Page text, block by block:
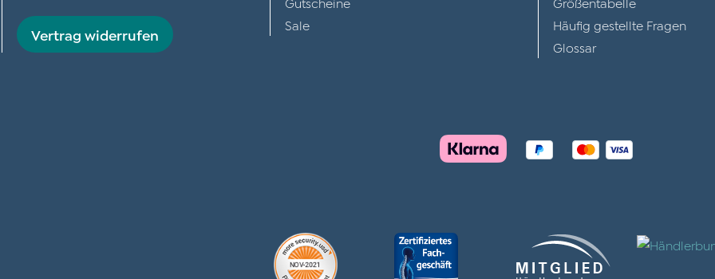
Vertrag widerrufen
Sale
Häufig gestellte Fragen
Glossar